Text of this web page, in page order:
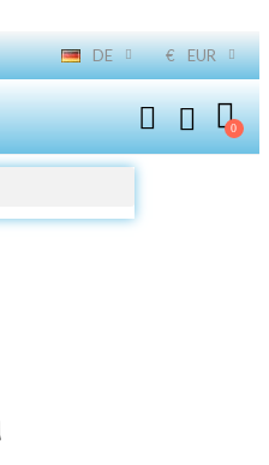
DE € EUR